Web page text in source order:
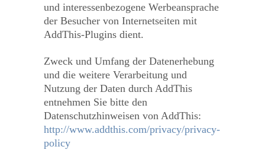
und interessenbezogene Werbeansprache
der Besucher von Internetseiten mit
AddThis-Plugins dient.
Zweck und Umfang der Datenerhebung
und die weitere Verarbeitung und
Nutzung der Daten durch AddThis
entnehmen Sie bitte den
Datenschutzhinweisen von AddThis:
http://www.addthis.com/privacy/privacy-
policy